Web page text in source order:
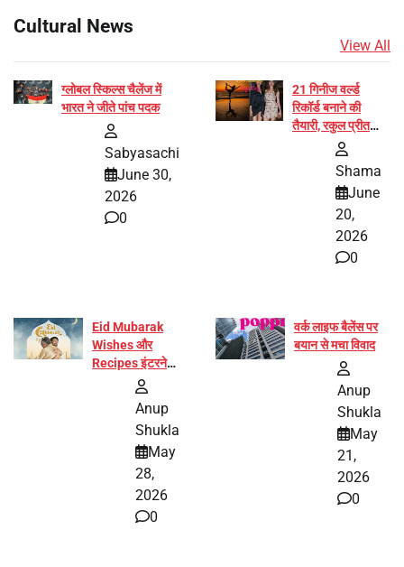
Cultural News
View All
ग्लोबल स्किल्स चैलेंज में
भारत ने जीते पांच पदक
Sabyasachi
June 30,
2026
0
21 गिनीज वर्ल्ड
रिकॉर्ड बनाने की
तैयारी, रकुल प्रीत
और प्रज्ञा जायसवाल
Shama
June
20,
2026
0
Eid Mubarak
Wishes और
Recipes इंटरनेट
पर हुईं वायरल
Anup
Shukla
May
28,
2026
0
वर्क लाइफ बैलेंस पर
बयान से मचा विवाद
Anup
Shukla
May
21,
2026
0